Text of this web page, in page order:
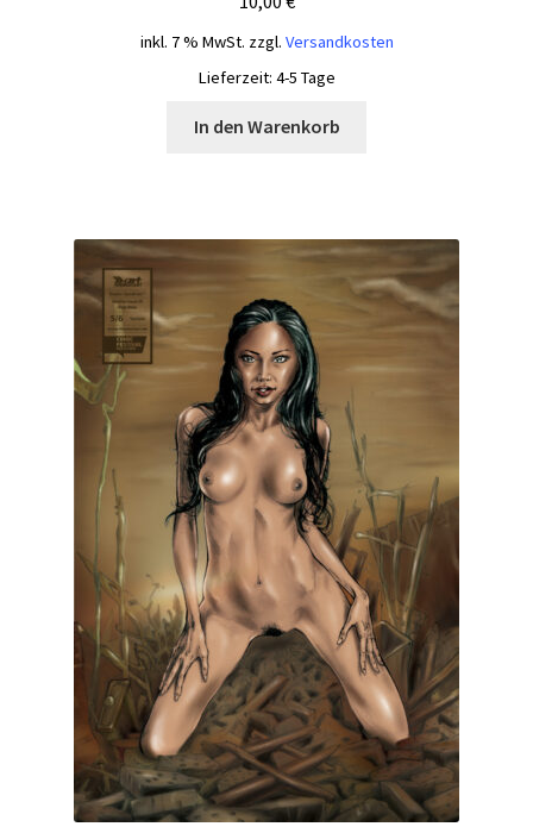
inkl. 7 % MwSt. zzgl. Versandkosten
Lieferzeit: 4-5 Tage
In den Warenkorb